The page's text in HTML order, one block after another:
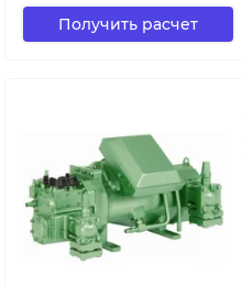
Получить расчет